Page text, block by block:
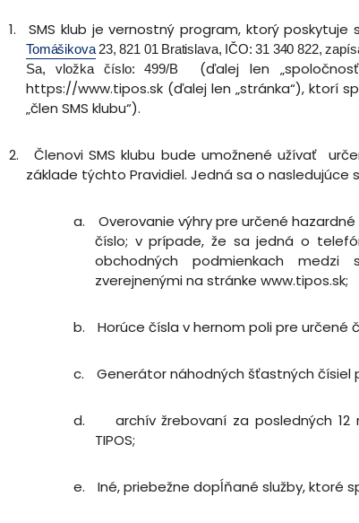
1. SMS klub je vernostný program, ktorý poskytuje
Tomášikova 23, 821 01 Bratislava, IČO: 31 340 822,
Sa,
vložka číslo: 499/B (ďalej len „spoločnosť
https://www.tipos.sk (ďalej len „stránka“), ktorí
„člen SMS klubu“).
2.
Členovi SMS klubu bude umožnené užívať
základe týchto Pravidiel. Jedná sa o nasledujúce
a.
Overovanie výhry pre určené
číslo; v prípade, že sa jedná o
obchodných podmienkach medzi
zverejnenými na stránke www.tipos.sk;
b. Horúce čísla v hernom poli pre určené
c. Generátor náhodných šťastných čísiel
d.
archív žrebovaní za posledných
TIPOS;
e. Iné, priebežne dopĺňané služby, ktoré